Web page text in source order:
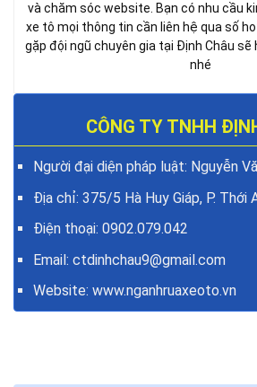
và chăm sóc website. Bạn có nhu cầu
xe tô mọi thông tin cần liên hệ qua số
gặp đội ngũ chuyên gia tại Định Châu
nhé
CÔNG TY TNHH
Người đại diện pháp luật: Nguyễn
Địa chỉ: 375/5 Hà Huy Giáp, P. Thới
Điện thoại: 0902.079.042
Email: ctdinhchau9@gmail.com
Website: www.nganhruaxeoto.vn